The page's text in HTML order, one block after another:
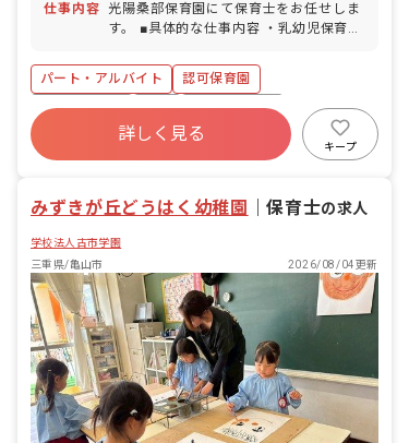
仕事内容
光陽桑部保育園にて保育士をお任せしま
す。 ■具体的な仕事内容 ・乳幼児保育全
パート・アルバイト
認可保育園
社会保険完備
有給
福利厚生充実
残業少なめ
昇給昇進あり
詳しく見る
キープ
みずきが丘どうはく幼稚園 ｜保育士の求人
学校法人古市学園
三重県/亀山市
2026/08/04更新